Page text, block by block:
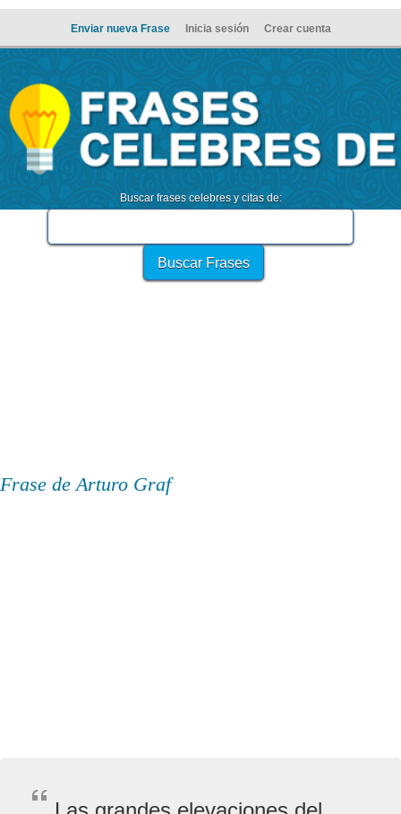
Enviar nueva Frase Inicia sesión Crear cuenta
Buscar frases celebres y citas de:
Frase de Arturo Graf